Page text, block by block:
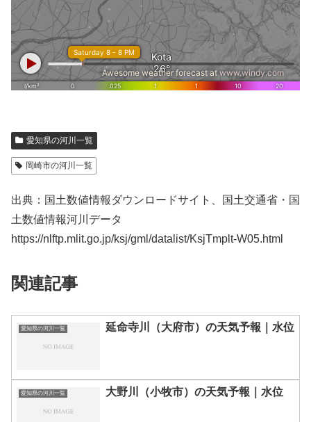
愛知県の河川一覧
岡崎市の河川一覧
出典：国土数値情報ダウンロードサイト、国土交通省・国
土数値情報河川データ
https://nlftp.mlit.go.jp/ksj/gml/datalist/KsjTmplt-W05.html
関連記事
愛知県の河川一覧 延命寺川（大府市）の天気予報｜水位
愛知県の河川一覧 大野川（小牧市）の天気予報｜水位